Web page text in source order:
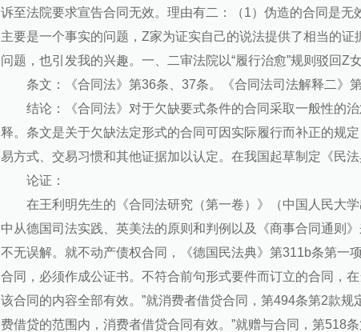
诉至法院要求宣告合同无效。理由有二：（1）伪造的合同是
主要是一个事实的问题，Z家为证实自己的说法提供了相当的
问题，也引发我的兴趣。一、二审法院以“履行治愈”规则驳回Z
条文：《合同法》第36条、37条。《合同法司法解释二》第
结论：《合同法》对于欠缺要式条件的合同采取一般性的
释。条文是关于欠缺法定形式的合同可因实际履行而补正的规
易方式、交易习惯和其他证据加以认定。在我国起草制定《民法
论证：
在王利明先生的《合同法研究（第一卷）》（中国人民大
中从德国司法实践、英美法的原则和判例以及《商事合同通则
不无误解。就不动产债权合同，《德国民法典》第311b条第一
合同，必须作成公证书。不符合前句形式要件而订立的合同，
该合同的内容全部有效。”就消费者借贷合同，第494条第2款
费借贷的范围内，消费者借贷合同有效。”就赠与合同，第518